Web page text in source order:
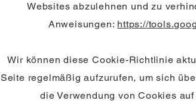
Websites abzulehnen und zu
Anweisungen: https://
Wir können diese Cookie-Richtlinie
Seite regelmäßig aufzurufen, um sich
die Verwendung von Cookies